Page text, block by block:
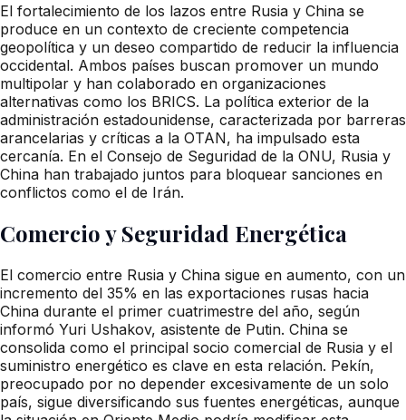
El fortalecimiento de los lazos entre Rusia y China se
produce en un contexto de creciente competencia
geopolítica y un deseo compartido de reducir la influencia
occidental. Ambos países buscan promover un mundo
multipolar y han colaborado en organizaciones
alternativas como los BRICS. La política exterior de la
administración estadounidense, caracterizada por barreras
arancelarias y críticas a la OTAN, ha impulsado esta
cercanía. En el Consejo de Seguridad de la ONU, Rusia y
China han trabajado juntos para bloquear sanciones en
conflictos como el de Irán.
Comercio y Seguridad Energética
El comercio entre Rusia y China sigue en aumento, con un
incremento del 35% en las exportaciones rusas hacia
China durante el primer cuatrimestre del año, según
informó Yuri Ushakov, asistente de Putin. China se
consolida como el principal socio comercial de Rusia y el
suministro energético es clave en esta relación. Pekín,
preocupado por no depender excesivamente de un solo
país, sigue diversificando sus fuentes energéticas, aunque